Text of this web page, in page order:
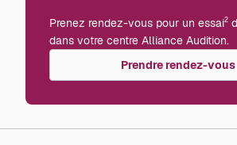
Prenez rendez-vous pour un essai2
dans votre centre Alliance Audition.
Prendre rendez-vous